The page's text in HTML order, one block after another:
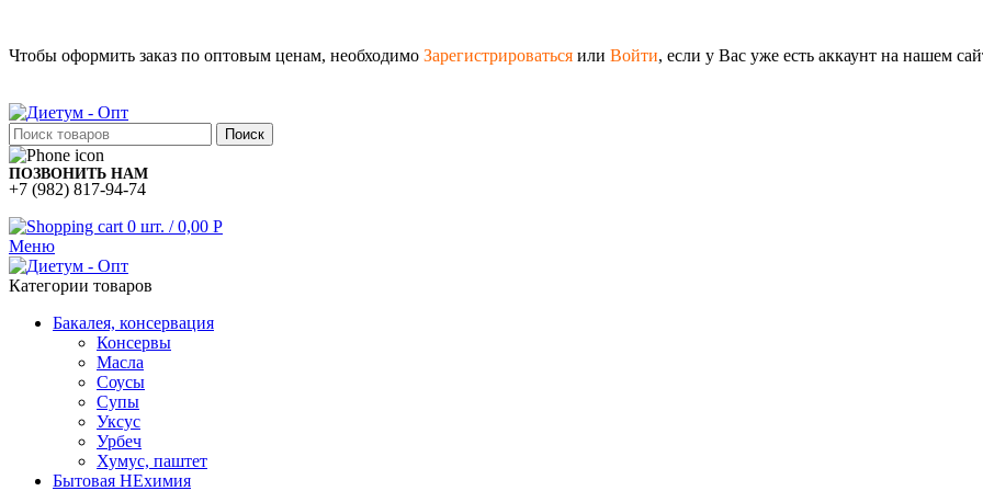
Чтобы оформить заказ по оптовым ценам, необходимо Зарегистрироваться или Войти, если у Вас уже есть аккаунт на нашем
Поиск
ПОЗВОНИТЬ НАМ
+7 (982) 817-94-74
0 шт. / 0,00 Р
Меню
Категории товаров
Бакалея, консервация
Консервы
Масла
Соусы
Супы
Уксус
Урбеч
Хумус, паштет
Бытовая НЕхимия